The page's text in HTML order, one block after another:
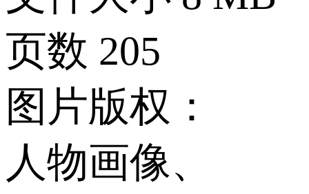
页数 205
图片版权：
人物画像、